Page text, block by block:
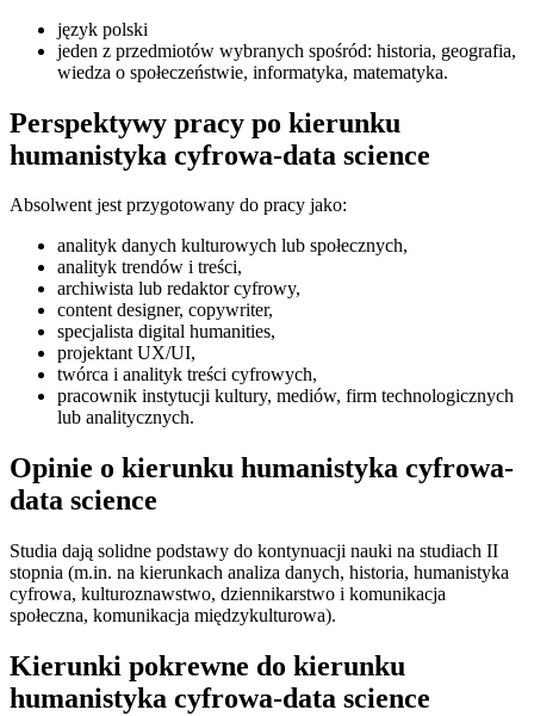
język polski
jeden z przedmiotów wybranych spośród: historia, geografia,
wiedza o społeczeństwie, informatyka, matematyka.
Perspektywy pracy po kierunku
humanistyka cyfrowa-data science
Absolwent jest przygotowany do pracy jako:
analityk danych kulturowych lub społecznych,
analityk trendów i treści,
archiwista lub redaktor cyfrowy,
content designer, copywriter,
specjalista digital humanities,
projektant UX/UI,
twórca i analityk treści cyfrowych,
pracownik instytucji kultury, mediów, firm technologicznych
lub analitycznych.
Opinie o kierunku humanistyka cyfrowa-
data science
Studia dają solidne podstawy do kontynuacji nauki na studiach II
stopnia (m.in. na kierunkach analiza danych, historia, humanistyka
cyfrowa, kulturoznawstwo, dziennikarstwo i komunikacja
społeczna, komunikacja międzykulturowa).
Kierunki pokrewne do kierunku
humanistyka cyfrowa-data science